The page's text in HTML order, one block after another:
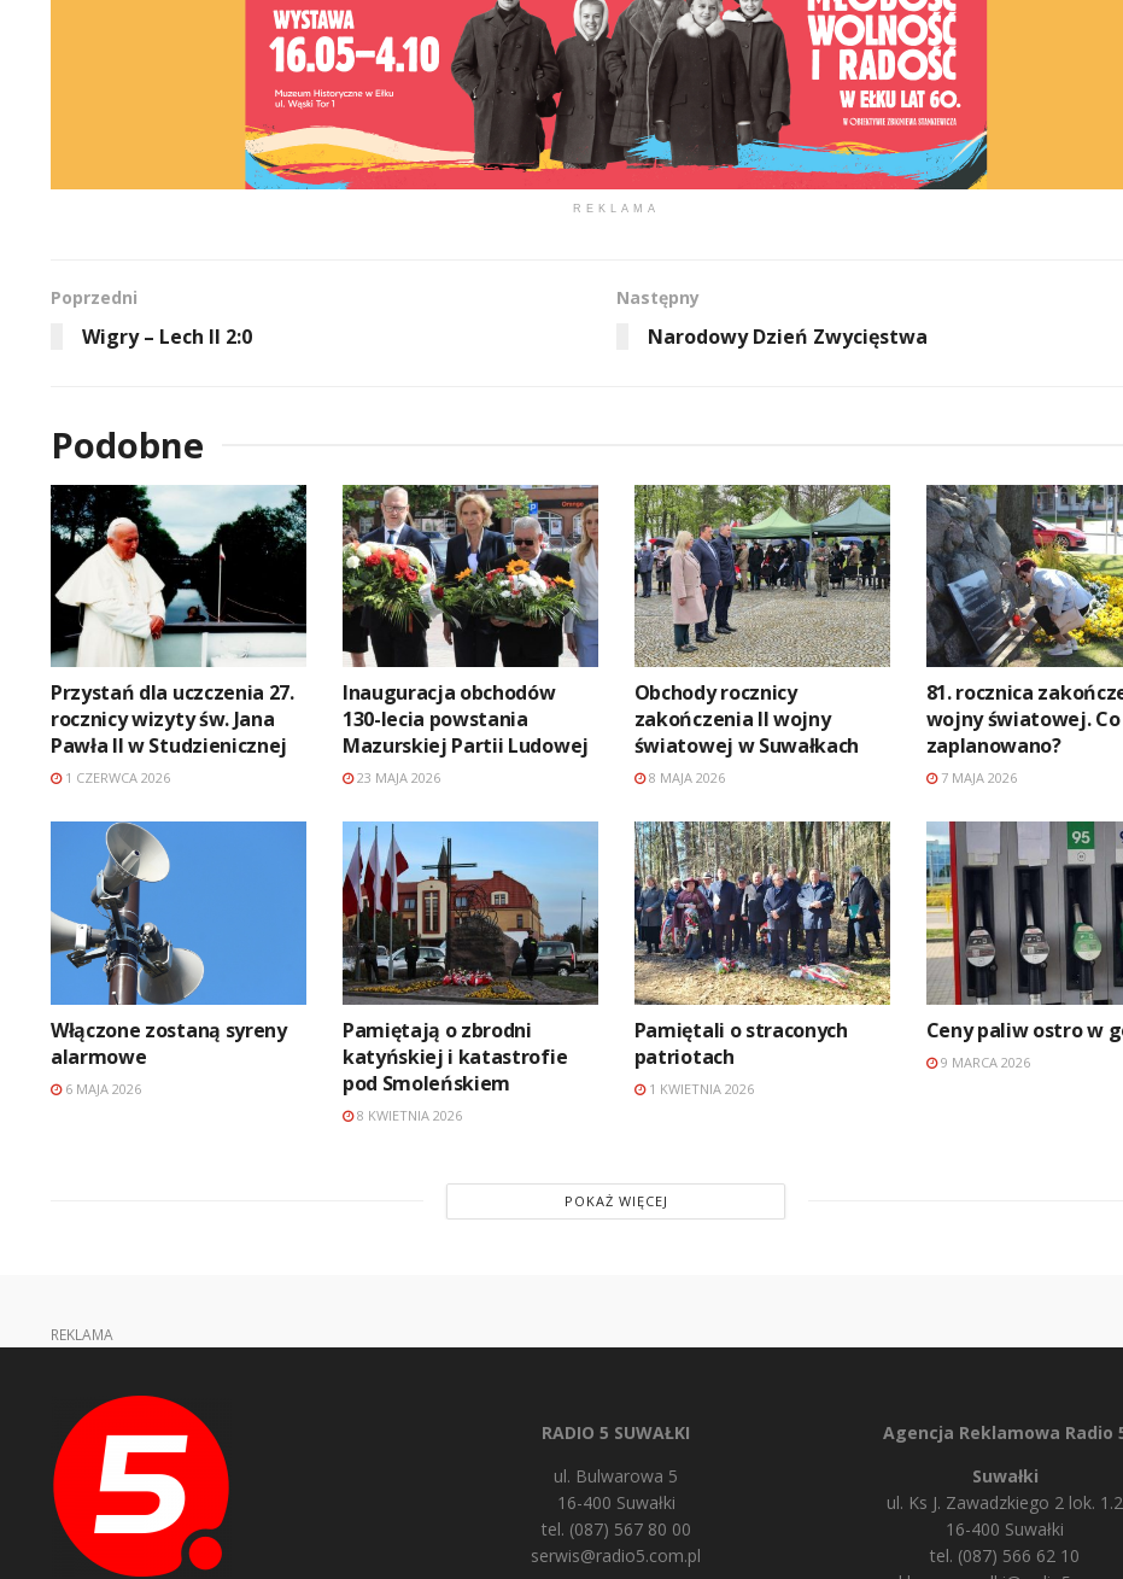
REKLAMA
Poprzedni
Wigry – Lech II 2:0
Następny
Narodowy Dzień Zwycięstwa
Podobne
Przystań dla uczczenia 27.
rocznicy wizyty św. Jana
Pawła II w Studzienicznej
1 CZERWCA 2026
Inauguracja obchodów
130-lecia powstania
Mazurskiej Partii Ludowej
23 MAJA 2026
Obchody rocznicy
zakończenia II wojny
światowej w Suwałkach
8 MAJA 2026
81. rocznica
wojny światowej. Co
zaplanowano?
7 MAJA 2026
Włączone zostaną syreny
alarmowe
6 MAJA 2026
Pamiętają o zbrodni
katyńskiej i katastrofie
pod Smoleńskiem
8 KWIETNIA 2026
Pamiętali o straconych
patriotach
1 KWIETNIA 2026
Ceny paliw ostro w
9 MARCA 2026
POKAŻ WIĘCEJ
REKLAMA
RADIO 5 SUWAŁKI
ul. Bulwarowa 5
16-400 Suwałki
tel. (087) 567 80 00
serwis@radio5.com.pl
Agencja Reklamowa Radio
Suwałki
ul. Ks J. Zawadzkiego 2 lok. 1.2
16-400 Suwałki
tel. (087) 566 62 10